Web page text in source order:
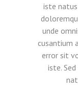
iste
unde
cusantium
error sit
iste.